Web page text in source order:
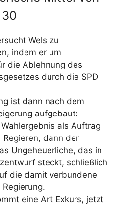
Wels zu
indem er um
die Ablehnung des
durch die SPD
ist dann nach dem
aufgebaut:
als Auftrag
Regieren, dann der
Ungeheuerliche, das in
steckt, schließlich
die damit verbundene
Regierung.
eine Art Exkurs, jetzt